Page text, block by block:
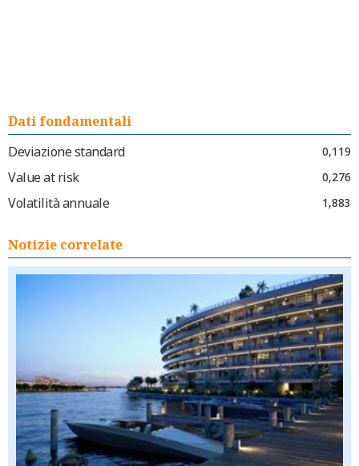
Dati fondamentali
Deviazione standard
0,119
Value at risk 0,276
Volatilità annuale 1,883
Notizie correlate